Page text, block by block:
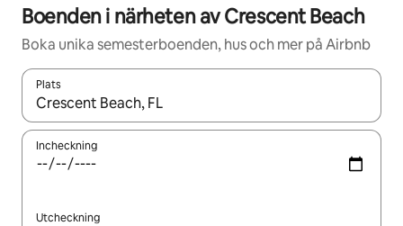
Boenden i närheten av Crescent Beach
Boka unika semesterboenden, hus och mer på Airbnb
Plats
När resultaten är tillgängliga kan du navigera med upp- och
Incheckning
Utcheckning